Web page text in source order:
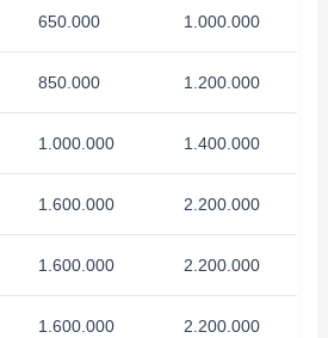
650.000 1.000.000
850.000 1.200.000
1.000.000 1.400.000
1.600.000 2.200.000
1.600.000 2.200.000
1.600.000 2.200.000